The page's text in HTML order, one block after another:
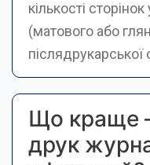
кількості
(матового або
Що краще
друк